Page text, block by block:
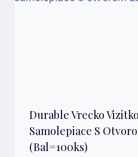
Durable Vrecko
Samolepiace S
(bal=100ks)